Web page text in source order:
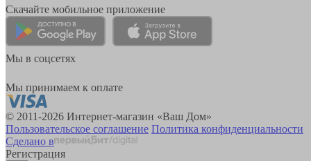
Скачайте мобильное приложение
Мы в соцсетях
Мы принимаем к оплате
© 2011-2026 Интернет-магазин «Ваш Дом»
Пользовательское соглашение Политика конфиденциальности
Сделано в
Регистрация